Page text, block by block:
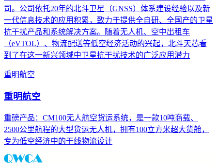
司。公司依托20年的北斗卫星（GNSS）体系建设经验以及新
一代信息技术的应用积累，致力于提供全自研、全国产的卫星
抗干扰产品和系统解决方案。随着无人机、空中出租车
（eVTOL）、物流配送等低空经济活动的兴起，北斗天芯看
到了在这一新兴领域中卫星抗干扰技术的广泛应用潜力
重明航空
重明航空
重磅产品：CM100无人航空货运系统，是一款10吨商载、
2500公里航程的大型货运无人机，拥有100立方米超大货舱，
专为低空经济中的干线物流设计